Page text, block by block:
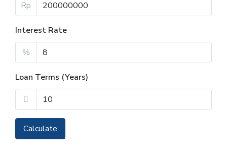
Rp
Interest Rate
%
Loan Terms (Years)
Calculate